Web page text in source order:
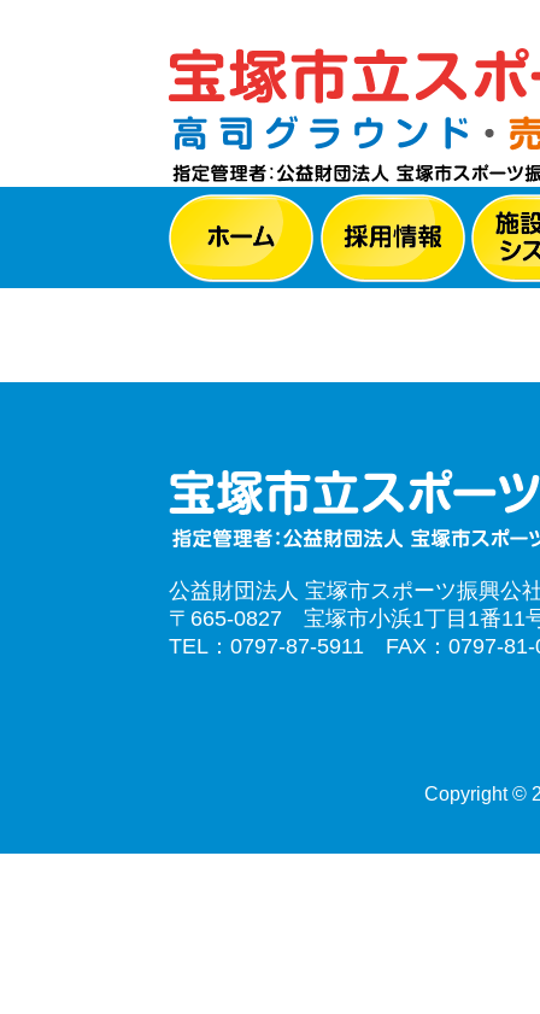
公益財団法人 宝塚市スポーツ振興公
〒665-0827 宝塚市小浜1丁目1番11
TEL：0797-87-5911 FAX：0797-81-
Copyright ©